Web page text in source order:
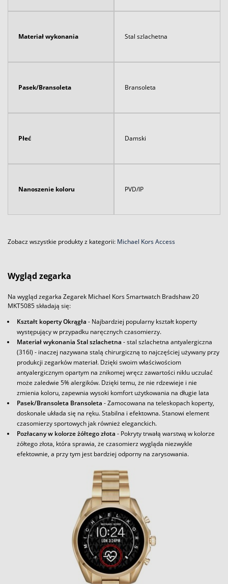
Materiał wykonania Stal szlachetna
Pasek/Bransoleta Bransoleta
Płeć Damski
Nanoszenie koloru PVD/IP
Zobacz wszystkie produkty z kategorii: Michael Kors Access
Wygląd zegarka
Na wygląd zegarka Zegarek Michael Kors Smartwatch Bradshaw 20
MKT5085 składają się:
Kształt koperty Okrągła - Najbardziej popularny kształt koperty
występujący w przypadku naręcznych czasomierzy.
Materiał wykonania Stal szlachetna - stal szlachetna antyalergiczna
(316l) - inaczej nazywana stalą chirurgiczną to najczęściej używany przy
produkcji zegarków materiał. Dzięki swoim właściwościom
antyalergicznym opartym na znikomej wręcz zawartości niklu uczulać
może zaledwie 5% alergików. Dzięki temu, że nie rdzewieje i nie
zmienia koloru, zapewnia wysoki komfort użytkowania na długie lata
Pasek/Bransoleta Bransoleta - Zamocowana na teleskopach koperty,
doskonale układa się na ręku. Stabilna i efektowna. Stanowi element
czasomierzy sportowych jak również eleganckich.
Pozłacany w kolorze żółtego złota - Pokryty trwałą warstwą w kolorze
żółtego złota, która sprawia, że czasomierz wygląda niezwykle
efektownie, a przy tym jest bardziej odporny na zarysowania.